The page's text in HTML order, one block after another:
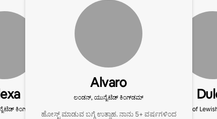
ಕಿಂಗ್‍ಡಮ್
Alvaro
ಲಂಡನ್, ಯುನೈಟೆಡ್ ಕಿಂಗ್‍ಡಮ್
ಹೋಸ್ಟ್ ಮಾಡುವ ಬಗ್ಗೆ ಉತ್ಸಾಹ. ನಾನು 5+ ವರ್ಷಗಳಿಂದ
London Borough of